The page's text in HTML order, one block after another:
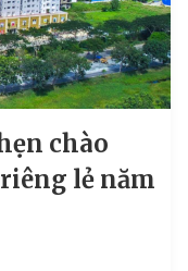
chào
lẻ năm